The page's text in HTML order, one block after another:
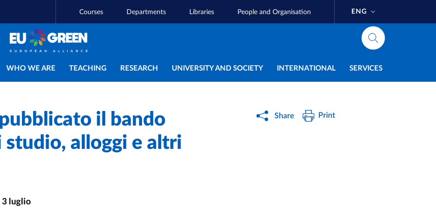
Courses Departments Libraries People and Organisation ENG
Main navigation
WHO WE ARE TEACHING RESEARCH UNIVERSITY AND SOCIETY INTERNATIONAL SERVICES
il bando
studio, alloggi e altri
3 luglio
Share Print